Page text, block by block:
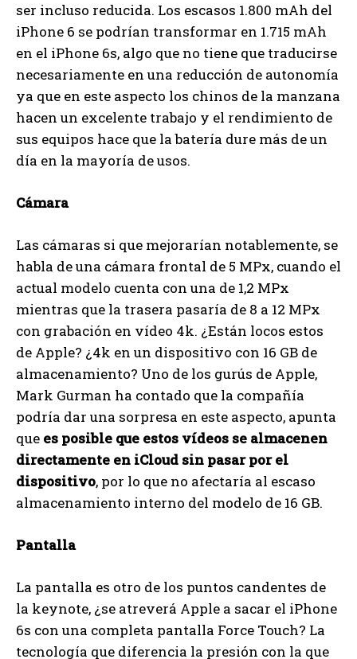
ser incluso reducida. Los escasos 1.800 mAh del
iPhone 6 se podrían transformar en 1.715 mAh
en el iPhone 6s, algo que no tiene que traducirse
necesariamente en una reducción de autonomía
ya que en este aspecto los chinos de la manzana
hacen un excelente trabajo y el rendimiento de
sus equipos hace que la batería dure más de un
día en la mayoría de usos.
Cámara
Las cámaras si que mejorarían notablemente, se
habla de una cámara frontal de 5 MPx, cuando el
actual modelo cuenta con una de 1,2 MPx
mientras que la trasera pasaría de 8 a 12 MPx
con grabación en vídeo 4k. ¿Están locos estos
de Apple? ¿4k en un dispositivo con 16 GB de
almacenamiento? Uno de los gurús de Apple,
Mark Gurman ha contado que la compañía
podría dar una sorpresa en este aspecto, apunta
que es posible que estos vídeos se almacenen
directamente en iCloud sin pasar por el
dispositivo, por lo que no afectaría al escaso
almacenamiento interno del modelo de 16 GB.
Pantalla
La pantalla es otro de los puntos candentes de
la keynote, ¿se atreverá Apple a sacar el iPhone
6s con una completa pantalla Force Touch? La
tecnología que diferencia la presión con la que